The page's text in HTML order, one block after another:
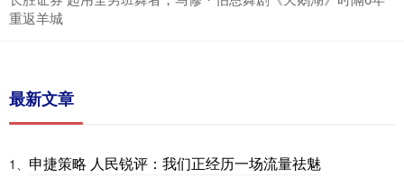
重返羊城
最新文章
1、 申捷策略 人民锐评：我们正经历一场流量祛魅